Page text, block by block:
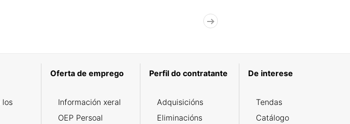
los
Oferta de emprego
Información xeral
OEP Persoal
Perfil do contratante
Adquisicións
Eliminacións
De interese
Tendas
Catálogo